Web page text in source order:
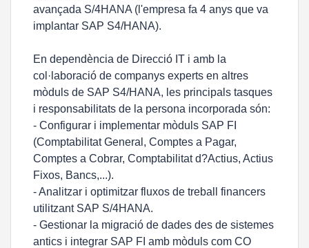
avançada S/4HANA (l'empresa fa 4 anys que va
implantar SAP S4/HANA).
En dependència de Direcció IT i amb la
col·laboració de companys experts en altres
mòduls de SAP S4/HANA, les principals tasques
i responsabilitats de la persona incorporada són:
- Configurar i implementar mòduls SAP FI
(Comptabilitat General, Comptes a Pagar,
Comptes a Cobrar, Comptabilitat d?Actius, Actius
Fixos, Bancs,...).
- Analitzar i optimitzar fluxos de treball financers
utilitzant SAP S/4HANA.
- Gestionar la migració de dades des de sistemes
antics i integrar SAP FI amb mòduls com CO